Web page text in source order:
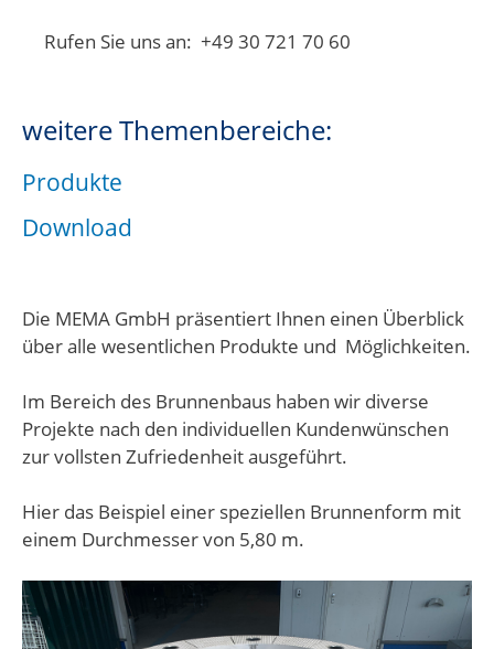
Rufen Sie uns an: +49 30 721 70 60
weitere Themenbereiche:
Produkte
Download
Die MEMA GmbH präsentiert Ihnen einen Überblick
über alle wesentlichen Produkte und Möglichkeiten.
Im Bereich des Brunnenbaus haben wir diverse
Projekte nach den individuellen Kundenwünschen
zur vollsten Zufriedenheit ausgeführt.
Hier das Beispiel einer speziellen Brunnenform mit
einem Durchmesser von 5,80 m.